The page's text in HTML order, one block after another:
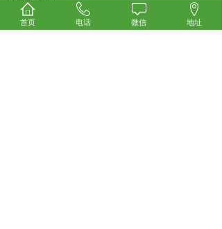
6、国家商标局才会发布初审公告之后，大约1个
月的时间你就可以领取注册证了。初步审定的商标自
首页 电话 微信 地址